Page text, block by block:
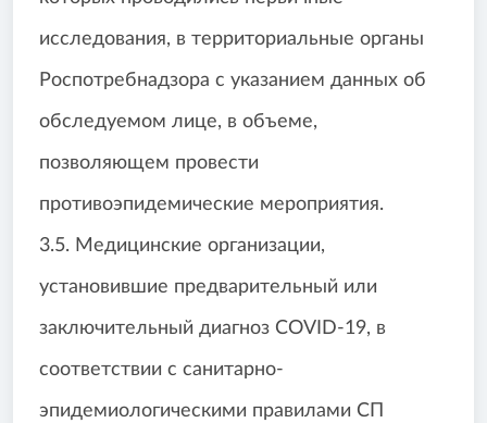
исследования, в территориальные органы
Роспотребнадзора с указанием данных об
обследуемом лице, в объеме,
позволяющем провести
противоэпидемические мероприятия.
3.5. Медицинские организации,
установившие предварительный или
заключительный диагноз COVID-19, в
соответствии с санитарно-
эпидемиологическими правилами СП